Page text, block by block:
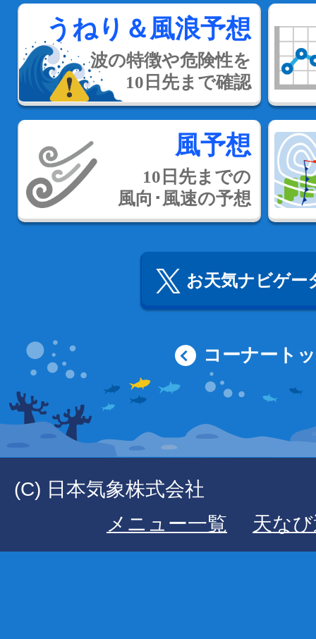
うねり＆風浪予想
波の特徴や危険性を
10日先まで確認
風予想
10日先までの
風向･風速の予想
お天気ナビゲー
コーナート
(C) 日本気象株式会社
メニュー一覧
天な